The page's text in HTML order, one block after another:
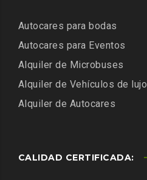
Autocares para bodas
Autocares para Eventos
Alquiler de Microbuses
Alquiler de Vehículos de lujo
Alquiler de Autocares
CALIDAD CERTIFICADA: